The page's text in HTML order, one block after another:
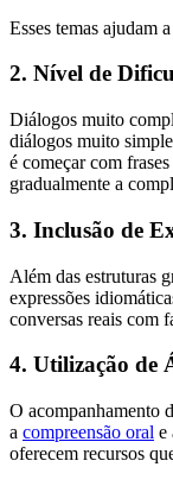
Esses temas ajudam
2. Nível de
Diálogos muito
diálogos muito
é começar com
gradualmente a
3. Inclusão de
Além das estruturas
expressões
conversas reais com
4. Utilização de
O acompanhamento
a compreensão oral e
oferecem recursos